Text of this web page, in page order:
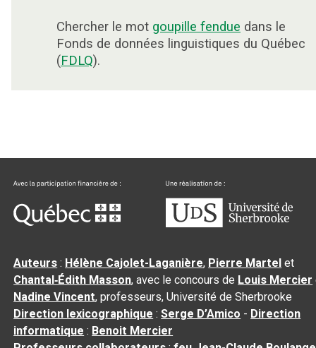
Chercher le mot goupille fendue dans le
Fonds de données linguistiques du Québec
(FDLQ).
Auteurs : Hélène Cajolet-Laganière, Pierre Martel et
Chantal‑Édith Masson, avec le concours de Louis Mercier
Nadine Vincent, professeurs, Université de Sherbrooke
Direction lexicographique :Serge D’Amico - Direction
informatique : Benoit Mercier